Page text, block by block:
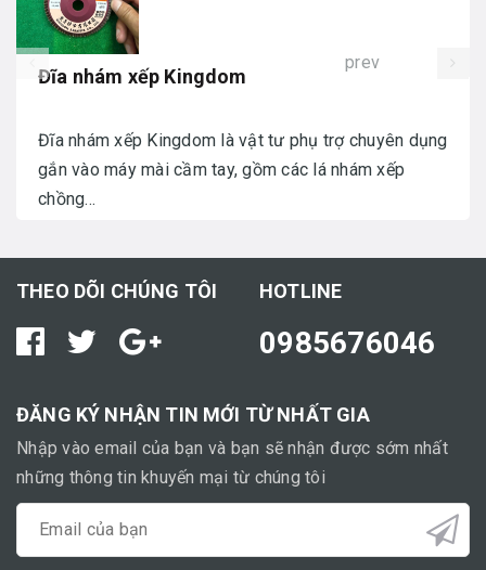
Đĩa nhám xếp Kingdom
Đĩa nhám xếp Kingdom là vật tư phụ trợ chuyên dụng
gắn vào máy mài cầm tay, gồm các lá nhám xếp
chồng...
prev
THEO DÕI CHÚNG TÔI HOTLINE
0985676046
ĐĂNG KÝ NHẬN TIN MỚI TỪ NHẤT GIA
Nhập vào email của bạn và bạn sẽ nhận được sớm nhất
những thông tin khuyến mại từ chúng tôi